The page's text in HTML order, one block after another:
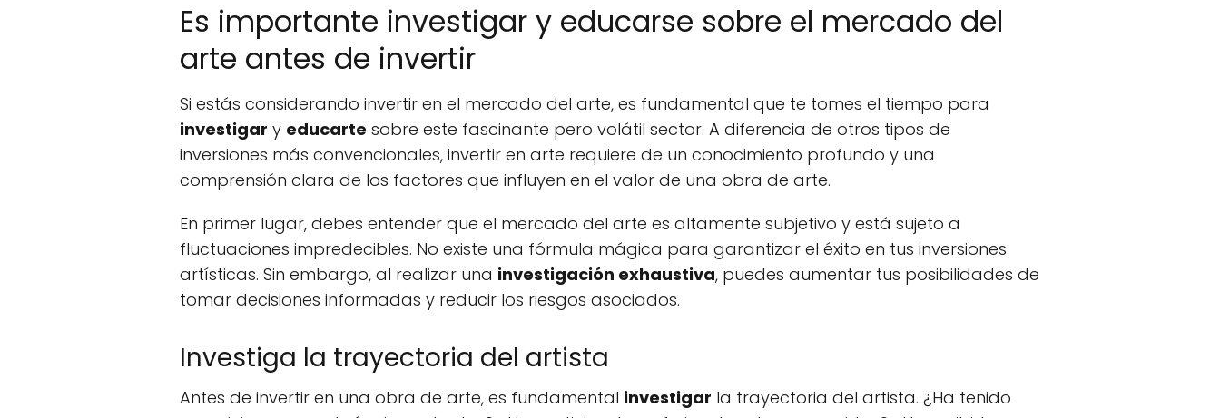
Es importante investigar y educarse sobre el mercado del
arte antes de invertir
Si estás considerando invertir en el mercado del arte, es fundamental que te tomes el tiempo para
investigar y educarte sobre este fascinante pero volátil sector. A diferencia de otros tipos de
inversiones más convencionales, invertir en arte requiere de un conocimiento profundo y una
comprensión clara de los factores que influyen en el valor de una obra de arte.
En primer lugar, debes entender que el mercado del arte es altamente subjetivo y está sujeto a
fluctuaciones impredecibles. No existe una fórmula mágica para garantizar el éxito en tus inversiones
artísticas. Sin embargo, al realizar una investigación exhaustiva, puedes aumentar tus posibilidades de
tomar decisiones informadas y reducir los riesgos asociados.
Investiga la trayectoria del artista
Antes de invertir en una obra de arte, es fundamental investigar la trayectoria del artista. ¿Ha tenido